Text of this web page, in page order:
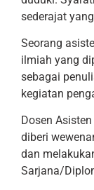
sederajat
Seorang
ilmiah yang
sebagai
kegiatan
Dosen
diberi
dan
Sarjana/